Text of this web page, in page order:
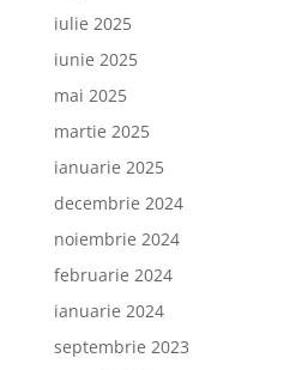
iulie 2025
iunie 2025
mai 2025
martie 2025
ianuarie 2025
decembrie 2024
noiembrie 2024
februarie 2024
ianuarie 2024
septembrie 2023